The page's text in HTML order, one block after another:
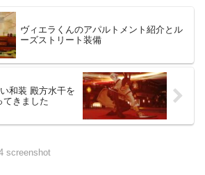
ヴィエラくんのアパルトメント紹介とル
ーズストリート装備
和装 殿方水干を
てきました
screenshot